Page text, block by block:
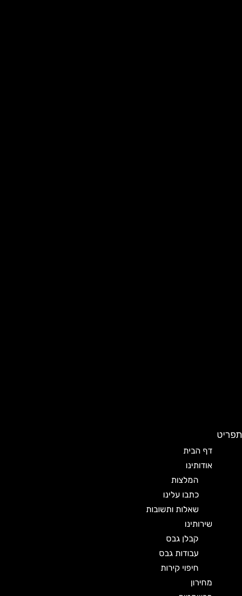
תפריט
דף הבית
אודותינו
המלצות
כתבו עלינו
שאלות ותשובות
שירותינו
קבלן גבס
עבודות גבס
חיפוי קירות
מחירון